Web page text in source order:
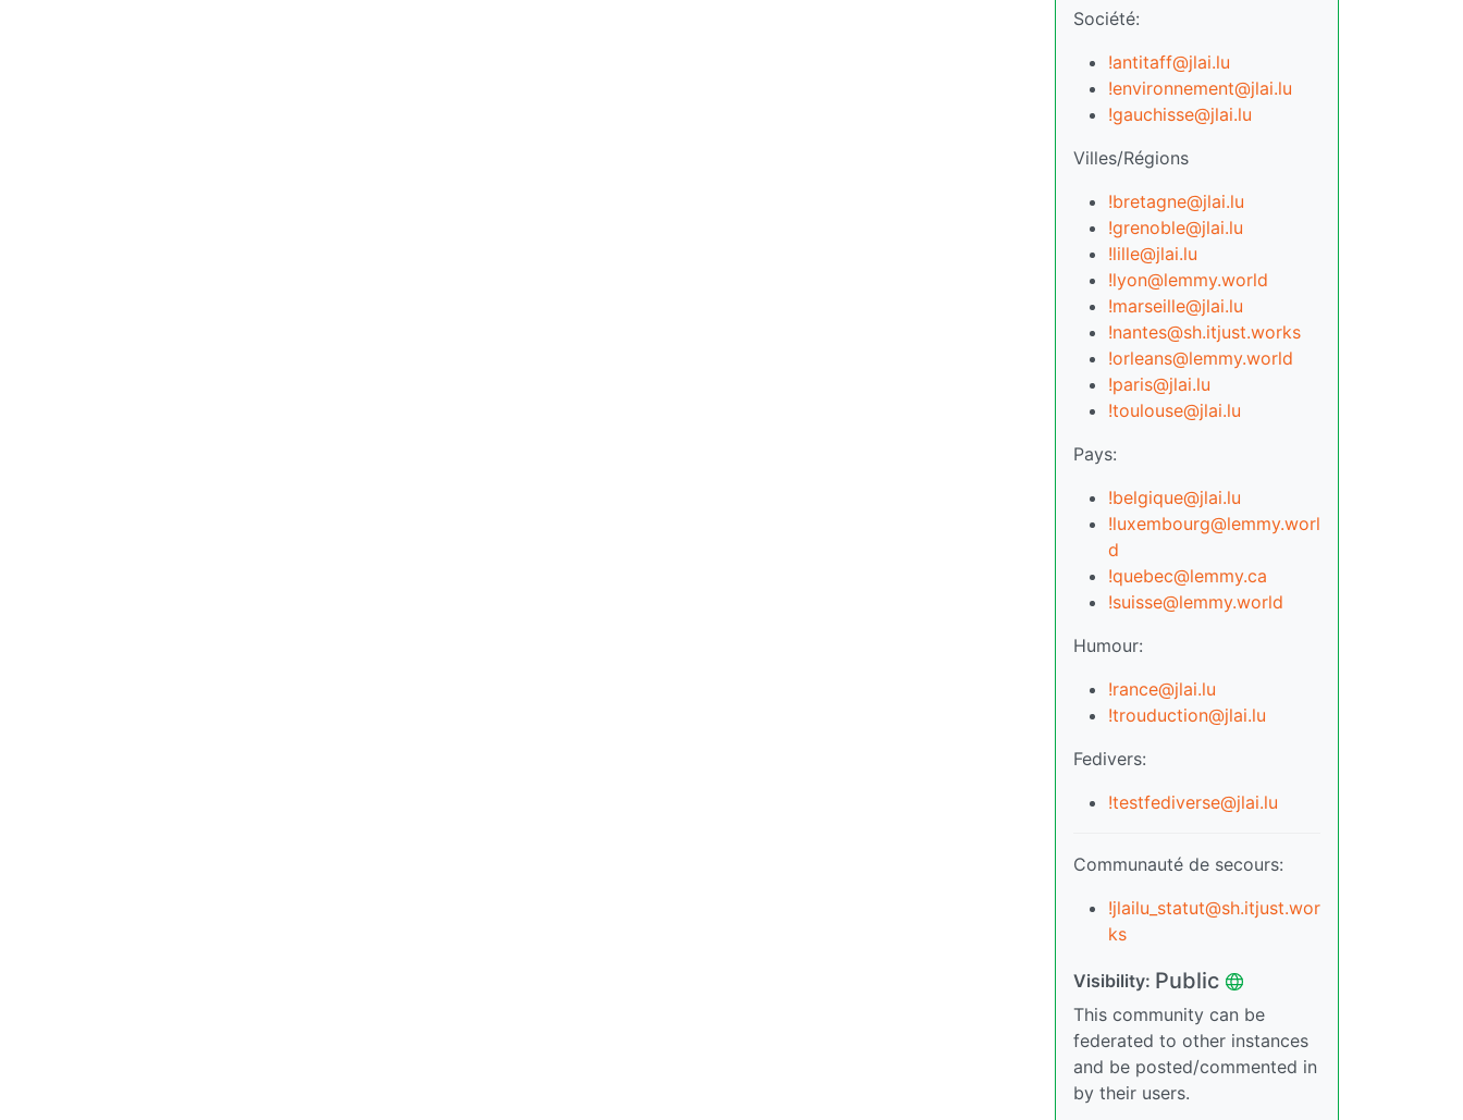
Société:
!antitaff@jlai.lu
!environnement@jlai.lu
!gauchisse@jlai.lu
Villes/Régions
!bretagne@jlai.lu
!grenoble@jlai.lu
!lille@jlai.lu
!lyon@lemmy.world
!marseille@jlai.lu
!nantes@sh.itjust.works
!orleans@lemmy.world
!paris@jlai.lu
!toulouse@jlai.lu
Pays:
!belgique@jlai.lu
!luxembourg@lemmy.worl
d
!quebec@lemmy.ca
!suisse@lemmy.world
Humour:
!rance@jlai.lu
!trouduction@jlai.lu
Fedivers:
!testfediverse@jlai.lu
Communauté de secours:
!jlailu_statut@sh.itjust.wor
ks
Visibility: Public
This community can be
federated to other instances
and be posted/commented in
by their users.